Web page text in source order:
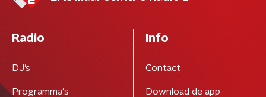
Radio
DJ’s
Programma's
Info
Contact
Download de app